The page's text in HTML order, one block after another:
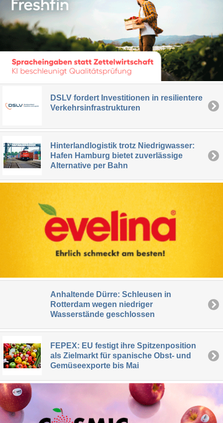
DSLV fordert Investitionen in resilientere
Verkehrsinfrastrukturen
Hinterlandlogistik trotz Niedrigwasser:
Hafen Hamburg bietet zuverlässige
Alternative per Bahn
Anhaltende Dürre: Schleusen in
Rotterdam wegen niedriger
Wasserstände geschlossen
FEPEX: EU festigt ihre Spitzenposition
als Zielmarkt für spanische Obst- und
Gemüseexporte bis Mai